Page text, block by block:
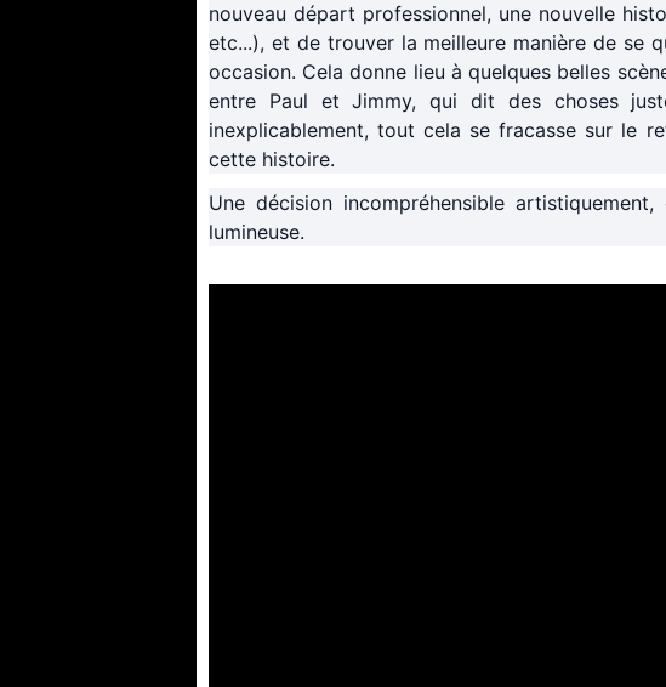
nouveau départ professionnel, une nouvelle
etc...), et de trouver la meilleure manière de se
occasion. Cela donne lieu à quelques belles
entre Paul et Jimmy, qui dit des choses
inexplicablement, tout cela se fracasse sur le
cette histoire.
Une décision incompréhensible
lumineuse.